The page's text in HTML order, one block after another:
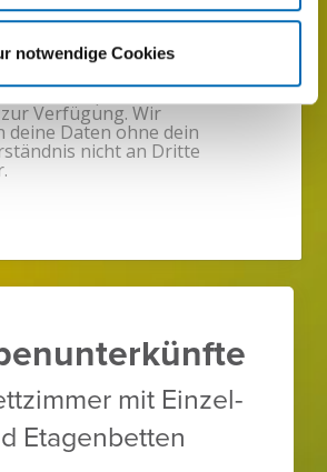
notwendige Cookies
€p. P. / Nacht
Preis­liste →
mit Einzel-
Etagen­betten